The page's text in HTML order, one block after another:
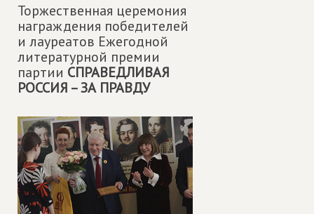
Торжественная церемония
награждения победителей
и лауреатов Ежегодной
литературной премии
партии СПРАВЕДЛИВАЯ
РОССИЯ – ЗА ПРАВДУ